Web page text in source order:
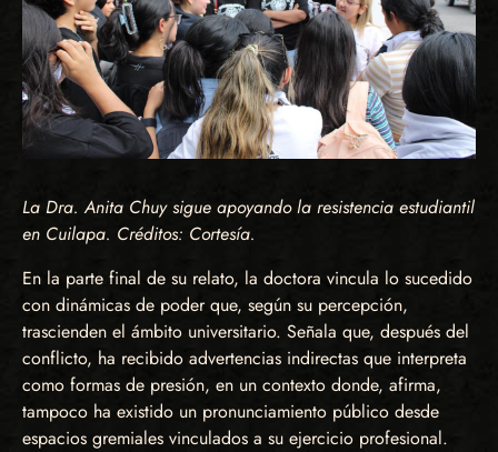
La Dra. Anita Chuy sigue apoyando la resistencia estudiantil
en Cuilapa. Créditos: Cortesía.
En la parte final de su relato, la doctora vincula lo sucedido
con dinámicas de poder que, según su percepción,
trascienden el ámbito universitario. Señala que, después del
conflicto, ha recibido advertencias indirectas que interpreta
como formas de presión, en un contexto donde, afirma,
tampoco ha existido un pronunciamiento público desde
espacios gremiales vinculados a su ejercicio profesional.